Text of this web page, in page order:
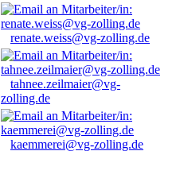
renate.weiss@vg-zolling.de
tahnee.zeilmaier@vg-
zolling.de
kaemmerei@vg-zolling.de